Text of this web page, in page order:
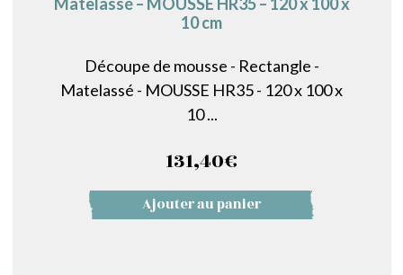
10 cm
Découpe de mousse - Rectangle -
Matelassé - MOUSSE HR35 - 120 x 100 x
10 ...
131,40€
Ajouter au panier